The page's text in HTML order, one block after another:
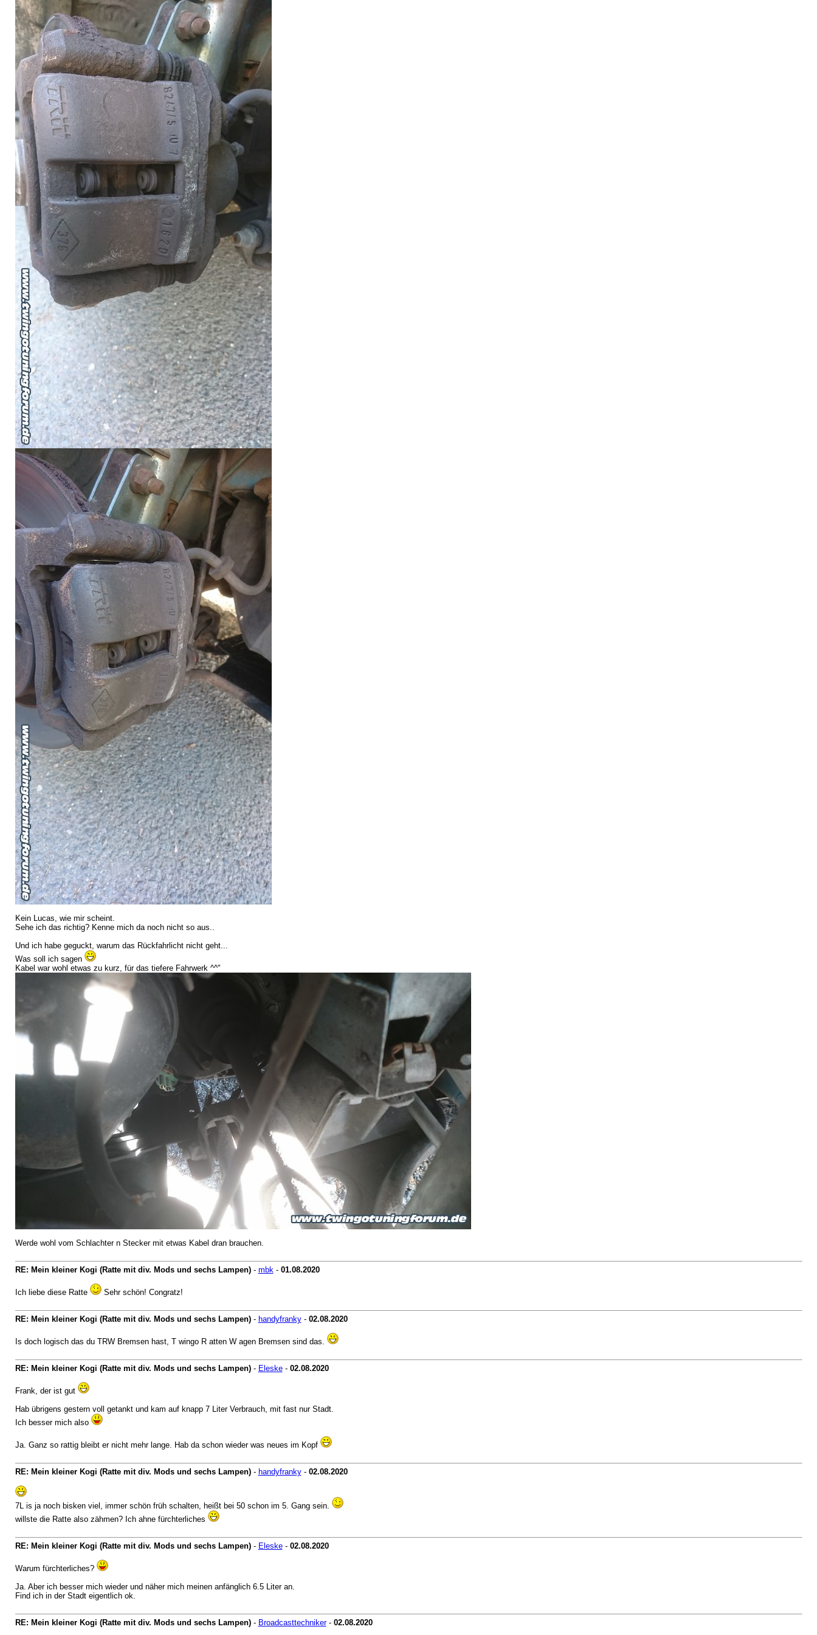
Kein Lucas, wie mir scheint.
Sehe ich das richtig? Kenne mich da noch nicht so aus..
Und ich habe geguckt, warum das Rückfahrlicht nicht geht...
Was soll ich sagen
Kabel war wohl etwas zu kurz, für das tiefere Fahrwerk ^^"
Werde wohl vom Schlachter n Stecker mit etwas Kabel dran brauchen.
RE: Mein kleiner Kogi (Ratte mit div. Mods und sechs Lampen)- mbk- 01.08.2020
Ich liebe diese Ratte Sehr schön! Congratz!
RE: Mein kleiner Kogi (Ratte mit div. Mods und sechs Lampen)- handyfranky- 02.08.2020
Is doch logisch das du TRW Bremsen hast, T wingo R atten W agen Bremsen sind das.
RE: Mein kleiner Kogi (Ratte mit div. Mods und sechs Lampen)- Eleske- 02.08.2020
Frank, der ist gut
Hab übrigens gestern voll getankt und kam auf knapp 7 Liter Verbrauch, mit fast nur Stadt.
Ich besser mich also
Ja. Ganz so rattig bleibt er nicht mehr lange. Hab da schon wieder was neues im Kopf
RE: Mein kleiner Kogi (Ratte mit div. Mods und sechs Lampen)- handyfranky- 02.08.2020
7L is ja noch bisken viel, immer schön früh schalten, heißt bei 50 schon im 5. Gang sein.
willste die Ratte also zähmen? Ich ahne fürchterliches
RE: Mein kleiner Kogi (Ratte mit div. Mods und sechs Lampen)- Eleske- 02.08.2020
Warum fürchterliches?
Ja. Aber ich besser mich wieder und näher mich meinen anfänglich 6.5 Liter an.
Find ich in der Stadt eigentlich ok.
RE: Mein kleiner Kogi (Ratte mit div. Mods und sechs Lampen)- Broadcasttechniker- 02.08.2020